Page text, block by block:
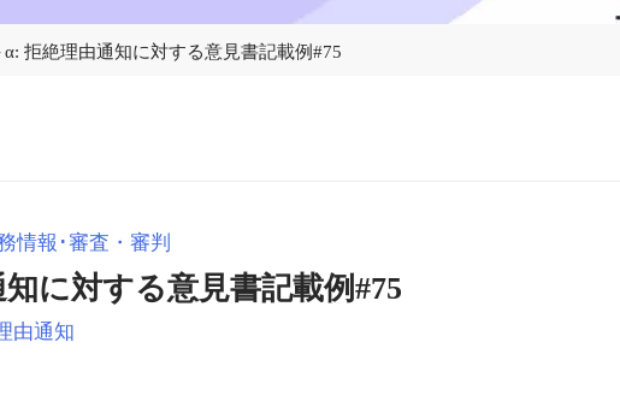
拒絶理由通知に対する意見書記載例#75
情報･審査・審判
に対する意見書記載例#75
由通知